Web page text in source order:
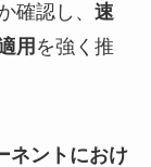
確認し、 速
用 を強く推
ネントにおけ